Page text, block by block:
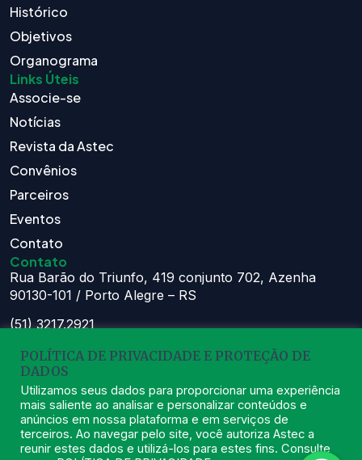
Histórico
Objetivos
Organograma
Links Úteis
Associe-se
Notícias
Revista da Astec
Convênios
Parceiros
Eventos
Contato
Contato
Rua Barão do Triunfo, 419 conjunto 702, Azenha
90130-101 / Porto Alegre – RS
(51) 3217.2921
Atendimento:
Seg à Sex das 8h – 11:30h e 13h – 16:30h
astec@astecpmpa.com.br
POLÍTICA DE PRIVACIDADE E PROTEÇÃO DE
DADOS
Utilizamos seus dados para proporcionar uma experiência
mais saliente ao analisar e personalizar conteúdos e
anúncios em nossa plataforma e em serviços de
terceiros. Ao navegar pelo site, você autoriza Astec a
reunir estes dados e utilizá-los para estes fins. Consulte